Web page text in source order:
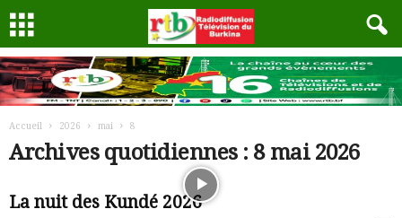
Accueil 2026 mai 8
Archives quotidiennes : 8 mai 2026
La nuit des Kundé 2026